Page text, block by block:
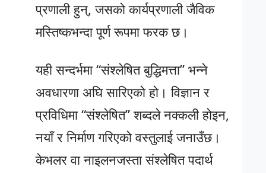
प्रणाली हुन्, जसको कार्यप्रणाली जैविक
मस्तिष्कभन्दा पूर्ण रूपमा फरक छ।
यही सन्दर्भमा “संश्लेषित बुद्धिमत्ता” भन्ने
अवधारणा अघि सारिएको हो। विज्ञान र
प्रविधिमा “संश्लेषित” शब्दले नक्कली होइन,
नयाँ र निर्माण गरिएको वस्तुलाई जनाउँछ।
केभलर वा नाइलनजस्ता संश्लेषित पदार्थ